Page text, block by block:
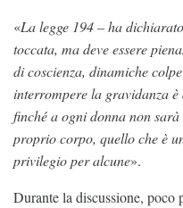
«La legge 194 – ha
toccata, ma deve essere
di coscienza, dinamiche
interrompere la gravidanza
finché a ogni donna non
proprio corpo, quello che è
privilegio per alcune».
Durante la discussione, poco